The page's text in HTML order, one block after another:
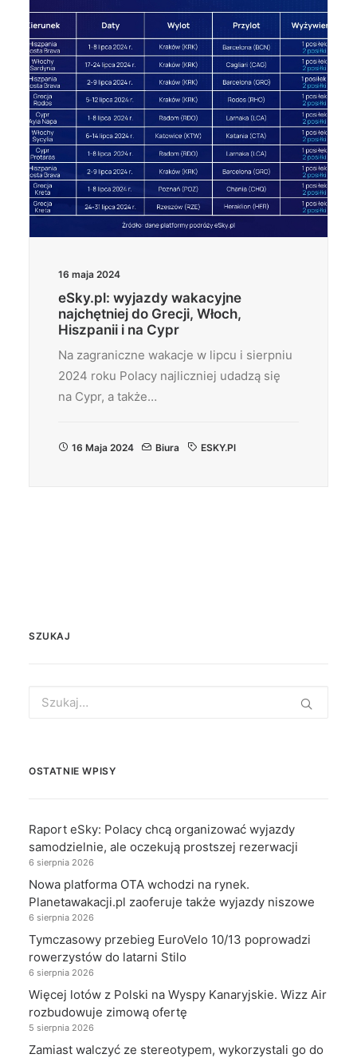
16 maja 2024
eSky.pl: wyjazdy wakacyjne
najchętniej do Grecji, Włoch,
Hiszpanii i na Cypr
Na zagraniczne wakacje w lipcu i sierpniu
2024 roku Polacy najliczniej udadzą się
na Cypr, a także…
16 Maja 2024 Biura ESKY.pl
SZUKAJ
for:
OSTATNIE WPISY
Raport eSky: Polacy chcą organizować wyjazdy
samodzielnie, ale oczekują prostszej rezerwacji
6 sierpnia 2026
Nowa platforma OTA wchodzi na rynek.
Planetawakacji.pl zaoferuje także wyjazdy niszowe
6 sierpnia 2026
Tymczasowy przebieg EuroVelo 10/13 poprowadzi
rowerzystów do latarni Stilo
6 sierpnia 2026
Więcej lotów z Polski na Wyspy Kanaryjskie. Wizz Air
rozbudowuje zimową ofertę
5 sierpnia 2026
Zamiast walczyć ze stereotypem, wykorzystali go do